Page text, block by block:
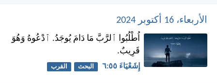
الأربعاء، 16 أكتوبر 2024
اُطْلُبُوا ٱلرَّبَّ مَا دَامَ يُوجَدُ. ٱدْعُوهُ وَهُوَ
قَرِيبٌ.
إِشَعْيَاءَ ٥٥:‏٦ البحث القرب